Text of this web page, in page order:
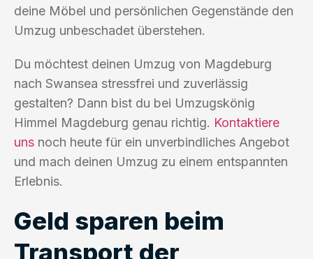
deine Möbel und persönlichen Gegenstände den
Umzug unbeschadet überstehen.
Du möchtest deinen Umzug von Magdeburg
nach Swansea stressfrei und zuverlässig
gestalten? Dann bist du bei Umzugskönig
Himmel Magdeburg genau richtig. Kontaktiere
uns noch heute für ein unverbindliches Angebot
und mach deinen Umzug zu einem entspannten
Erlebnis.
Geld sparen beim
Transport der